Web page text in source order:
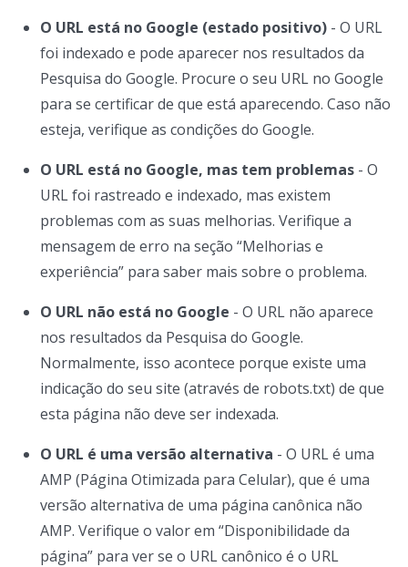
O URL está no Google (estado positivo) - O URL
foi indexado e pode aparecer nos resultados da
Pesquisa do Google. Procure o seu URL no Google
para se certificar de que está aparecendo. Caso não
esteja, verifique as condições do Google.
O URL está no Google, mas tem problemas - O
URL foi rastreado e indexado, mas existem
problemas com as suas melhorias. Verifique a
mensagem de erro na seção “Melhorias e
experiência” para saber mais sobre o problema.
O URL não está no Google - O URL não aparece
nos resultados da Pesquisa do Google.
Normalmente, isso acontece porque existe uma
indicação do seu site (através de robots.txt) de que
esta página não deve ser indexada.
O URL é uma versão alternativa - O URL é uma
AMP (Página Otimizada para Celular), que é uma
versão alternativa de uma página canônica não
AMP. Verifique o valor em “Disponibilidade da
página” para ver se o URL canônico é o URL